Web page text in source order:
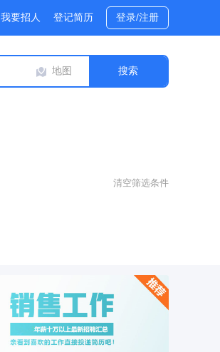
我要招人 登记简历 登录/注册
地图
清空筛选条件